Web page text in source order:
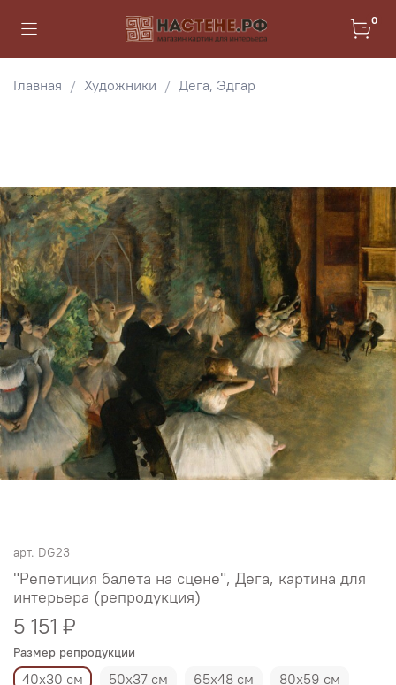
0
Главная Художники Дега, Эдгар
арт. DG23
"Репетиция балета на сцене", Дега, картина для
интерьера (репродукция)
5 151 ₽
Размер репродукции
40х30 см 50х37 см 65х48 см 80х59 см